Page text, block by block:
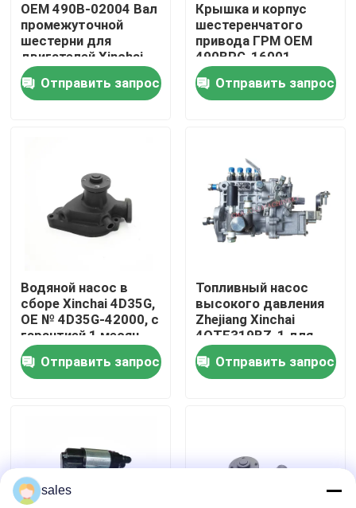
Домой
Продукты
Контроль качества
Свяжитесь с нами
Сборка двигателя
Сборка блока двигателя и принадлежности
OEM 490B-02004 Вал
промежуточной
шестерни для
двигателей Xinchai
A490BPG C490BPG
B490BPG A495BPG
A498BPG 4D27G31 с
Отправить запрос
Крышка и корпус
шестеренчатого
привода ГРМ OEM
490BPG-16001
490BPG-16003 для
вилочного
погрузчика Xinchai
Отправить запрос
Водяной насос в
сборе Xinchai 4D35G,
OE № 4D35G-42000, с
гарантией 1 месяц
для двигателей
вилочных
погрузчиков
Отправить запрос
Топливный насос
высокого давления
Zhejiang Xinchai
4QTF319BZ-1 для
дизельного
двигателя A498BZG
с видео контролем
Отправить запрос
sales